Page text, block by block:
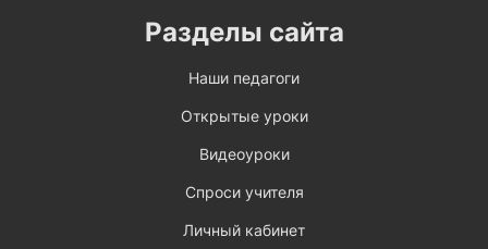
Разделы сайта
Наши педагоги
Открытые уроки
Видеоуроки
Спроси учителя
Личный кабинет